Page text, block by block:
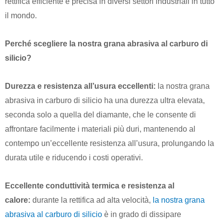
il mondo.
Perché scegliere la nostra grana abrasiva al carburo di
silicio?
Durezza e resistenza all’usura eccellenti: la nostra grana
abrasiva in carburo di silicio ha una durezza ultra elevata,
seconda solo a quella del diamante, che le consente di
affrontare facilmente i materiali più duri, mantenendo al
contempo un’eccellente resistenza all’usura, prolungando la
durata utile e riducendo i costi operativi.
Eccellente conduttività termica e resistenza al
calore: durante la rettifica ad alta velocità, la nostra grana
abrasiva al carburo di silicio è in grado di dissipare